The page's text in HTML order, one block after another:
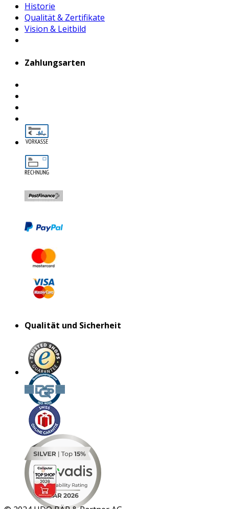
Historie
Qualität & Zertifikate
Vision & Leitbild
Zahlungsarten
Qualität und Sicherheit
MAR 2026